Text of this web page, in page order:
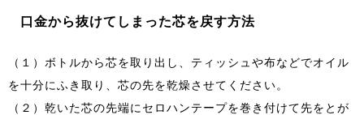
口金から抜けてしまった芯を戻す方法
（１）ボトルから芯を取り出し、ティッシュや布などでオイル
を十分にふき取り、芯の先を乾燥させてください。
（２）乾いた芯の先端にセロハンテープを巻き付けて先をとが